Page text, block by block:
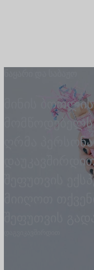
მინის
ღრმა
შეფუთვის
მიიღოთ
შეფუთვის